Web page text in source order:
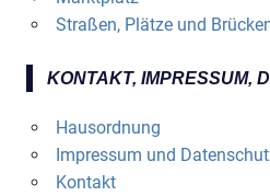
Straßen, Plätze und
KONTAKT, IMPRESSUM,
Hausordnung
Impressum und
Kontakt